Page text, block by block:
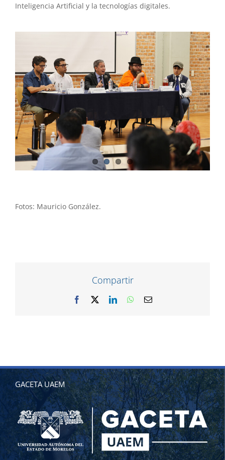
Inteligencia Artificial y la tecnologías digitales.
Fotos: Mauricio González.
Compartir
Facebook LinkedInWhatsApp
Correo
GACETA UAEM